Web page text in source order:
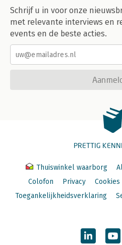
Schrijf u in voor onze
met relevante interviews en
events en de beste acties.
PRETTIG
Thuiswinkel waarborg
Colofon
Privacy Cookies
Toegankelijkheidsverklaring